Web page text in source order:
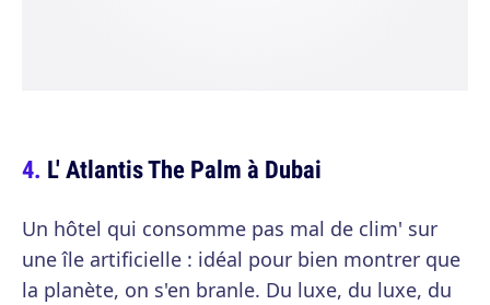
L' Atlantis The Palm à Dubai
Un hôtel qui consomme pas mal de clim' sur
une île artificielle : idéal pour bien montrer que
la planète, on s'en branle. Du luxe, du luxe, du